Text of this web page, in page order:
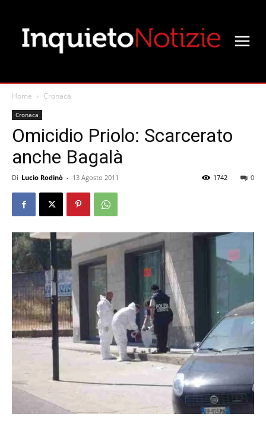
Home Cronaca
Cronaca
Omicidio Priolo: Scarcerato
anche Bagalà
Di Lucio Rodinò - 13 Agosto 2011 0
1742